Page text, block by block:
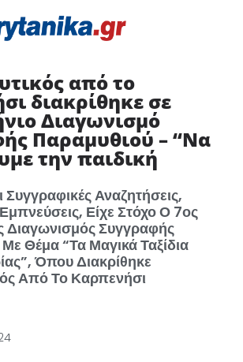
από το
διακρίθηκε σε
Διαγωνισμό
Παραμυθιού – “Να
την παιδική
Συγγραφικές Αναζητήσεις,
Είχε Στόχο Ο 7ος
Διαγωνισμός Συγγραφής
Θέμα “Τα Μαγικά Ταξίδια
Όπου Διακρίθηκε
Από Το Καρπενήσι